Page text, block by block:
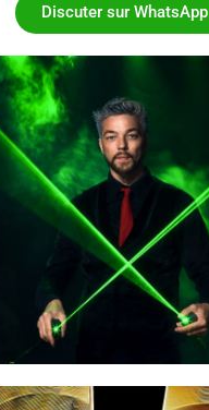
Discuter sur WhatsApp